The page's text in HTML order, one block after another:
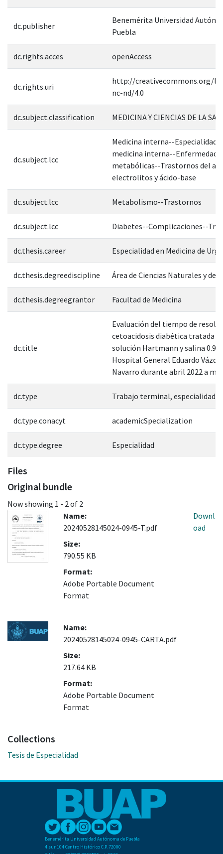
dc.publisher
Benemérita Universidad
Puebla
dc.rights.acces openAccess
dc.rights.uri
http://creativecommons.org/
nc-nd/4.0
dc.subject.classification MEDICINA Y CIENCIAS DE LA
dc.subject.lcc
Medicina interna--
medicina interna--
metabólicas--Trastornos del
electrolitos y ácido-base
dc.subject.lcc Metabolismo--Trastornos
dc.subject.lcc Diabetes--Complicaciones--
dc.thesis.career Especialidad en Medicina de
dc.thesis.degreediscipline Área de Ciencias Naturales y de
dc.thesis.degreegrantor Facultad de Medicina
dc.title
Evaluación del tiempo de
cetoacidosis diabética tratada
solución Hartmann y salina
Hospital General Eduardo
Navarro durante abril 2022 a
dc.type Trabajo terminal, especialidad
dc.type.conacyt academicSpecialization
dc.type.degree Especialidad
Files
Original bundle
Now showing 1 - 2 of 2
Name:
20240528145024-0945-T.pdf
Size:
790.55 KB
Format:
Adobe Portable Document
Format
Downl
oad
Name:
20240528145024-0945-CARTA.pdf
Size:
217.64 KB
Format:
Adobe Portable Document
Format
Collections
Tesis de Especialidad
Benemérita Universidad Autónoma de Puebla
4 sur 104 Centro Histórico C.P. 72000